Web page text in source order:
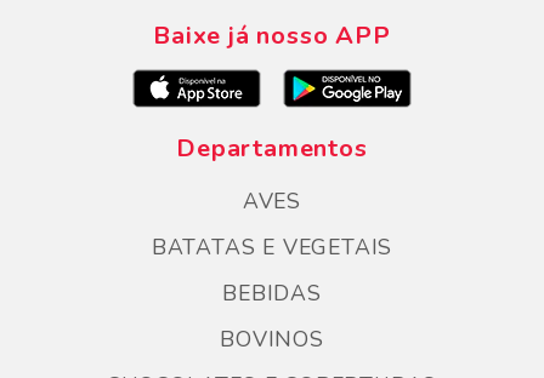
Baixe já nosso APP
Departamentos
AVES
BATATAS E VEGETAIS
BEBIDAS
BOVINOS